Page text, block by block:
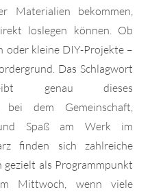
Materialien bekommen,
loslegen können. Ob
oder kleine DIY-Projekte –
Das Schlagwort
genau dieses
bei dem Gemeinschaft,
und Spaß am Werk im
finden sich zahlreiche
als Programmpunkt
Mittwoch, wenn viele